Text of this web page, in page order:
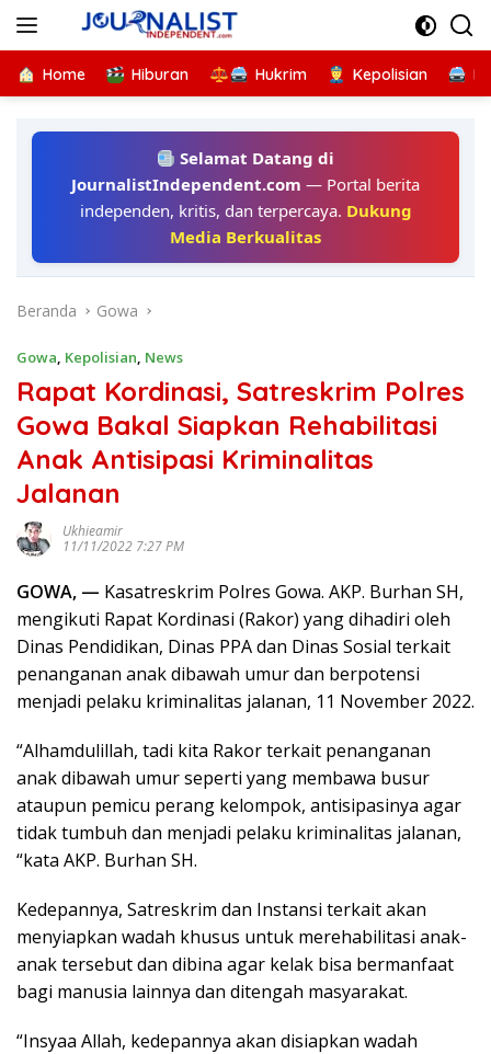
Home Hiburan Hukrim Kepolisian
Selamat Datang di
JournalistIndependent.com — Portal berita
independen, kritis, dan terpercaya. Dukung
Media Berkualitas
Beranda Gowa
Gowa, Kepolisian, News
Rapat Kordinasi, Satreskrim Polres
Gowa Bakal Siapkan Rehabilitasi
Anak Antisipasi Kriminalitas
Jalanan
Ukhieamir
11/11/2022 7:27 PM
GOWA, — Kasatreskrim Polres Gowa. AKP. Burhan SH,
mengikuti Rapat Kordinasi (Rakor) yang dihadiri oleh
Dinas Pendidikan, Dinas PPA dan Dinas Sosial terkait
penanganan anak dibawah umur dan berpotensi
menjadi pelaku kriminalitas jalanan, 11 November 2022.
“Alhamdulillah, tadi kita Rakor terkait penanganan
anak dibawah umur seperti yang membawa busur
ataupun pemicu perang kelompok, antisipasinya agar
tidak tumbuh dan menjadi pelaku kriminalitas jalanan,
“kata AKP. Burhan SH.
Kedepannya, Satreskrim dan Instansi terkait akan
menyiapkan wadah khusus untuk merehabilitasi anak-
anak tersebut dan dibina agar kelak bisa bermanfaat
bagi manusia lainnya dan ditengah masyarakat.
“Insyaa Allah, kedepannya akan disiapkan wadah